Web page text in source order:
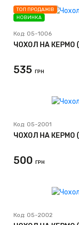
ТОП ПРОДАЖІВ
НОВИНКА
Код: 05-1006
ЧОХОЛ НА КЕРМО
535 ГРН
Код: 05-2001
ЧОХОЛ НА КЕРМО
500 ГРН
Код: 05-2002